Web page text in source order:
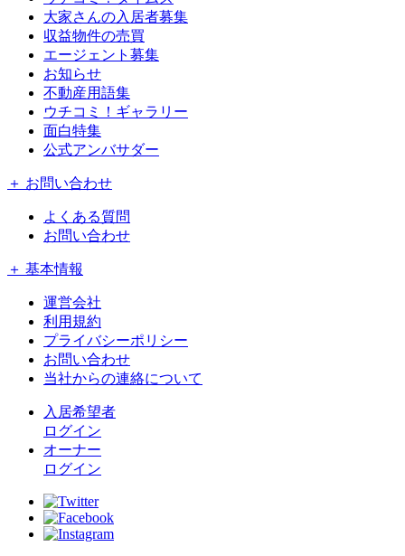
大家さんの入居者募集
収益物件の売買
エージェント募集
お知らせ
不動産用語集
ウチコミ！ギャラリー
面白特集
公式アンバサダー
＋ お問い合わせ
よくある質問
お問い合わせ
＋ 基本情報
運営会社
利用規約
プライバシーポリシー
お問い合わせ
当社からの連絡について
入居希望者
ログイン
オーナー
ログイン